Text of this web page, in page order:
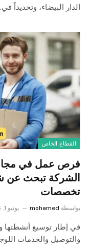
الدار البيضاء، وتحديداً
القطاع الخاص
فرص عمل في مجال
الشركة تبحث عن
تخصصات
بواسطة mohamed يونيو 1, 2026
في إطار توسيع أنشطتها
والتوصيل والخدمات